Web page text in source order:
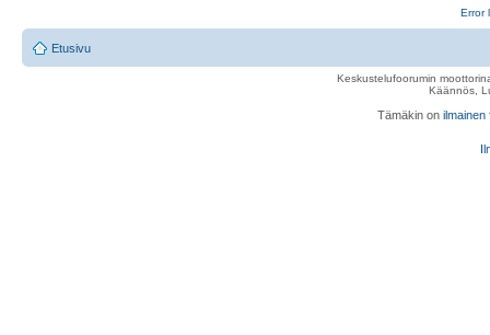
Error
Etusivu
Keskustelufoorumin
Käännös,
Tämäkin on ilmainen